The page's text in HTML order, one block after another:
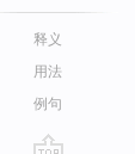
释义
用法
例句